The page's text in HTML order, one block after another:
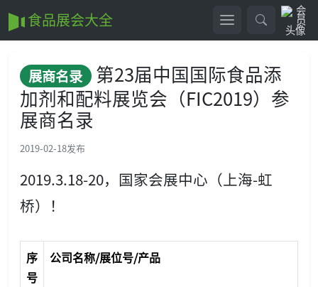
食品展会大全
展商名录 第23届中国国际食品添
加剂和配料展览会（FIC2019）参
展商名录
2019-02-18发布
2019.3.18-20，国家会展中心（上海-虹
桥）！
序
号
公司名称/展位号/产品